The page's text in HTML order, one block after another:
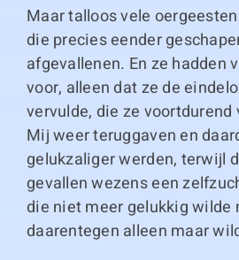
Maar talloos vele
die precies eender
afgevallenen. En ze hadden
voor, alleen dat ze de
vervulde, die ze
Mij weer teruggaven en
gelukzaliger werden, terwijl
gevallen wezens een
die niet meer gelukkig wilde
daarentegen alleen maar